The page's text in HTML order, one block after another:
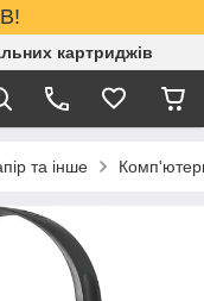
картриджів
та інше